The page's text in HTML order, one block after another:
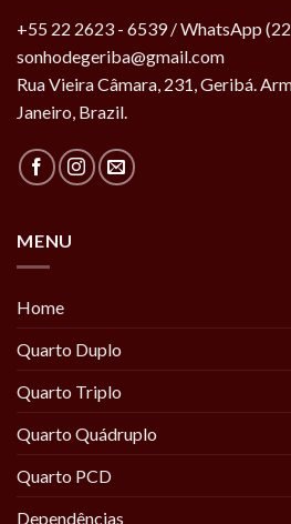
+55 22 2623 - 6539 / WhatsApp
sonhodegeriba@gmail.com
Rua Vieira Câmara, 231, Geribá.
Janeiro, Brazil.
MENU
Home
Quarto Duplo
Quarto Triplo
Quarto Quádruplo
Quarto PCD
Dependências